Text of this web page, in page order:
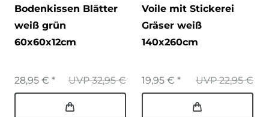
Bodenkissen Blätter
weiß grün
60x60x12cm
UVP 32,95 €
28,95 € *
Voile mit Stickerei
Gräser weiß
140x260cm
UVP 22,95 €
19,95 € *